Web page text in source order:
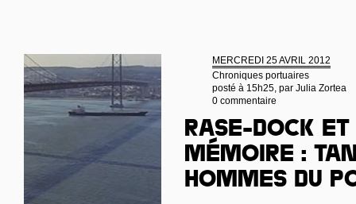
MERCREDI 25 AVRIL 2012
Chroniques portuaires
posté à 15h25, par Julia Zortea
0 commentaire
Rase-dock
mémoire :
hommes du